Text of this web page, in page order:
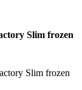
Slim frozen
Slim frozen